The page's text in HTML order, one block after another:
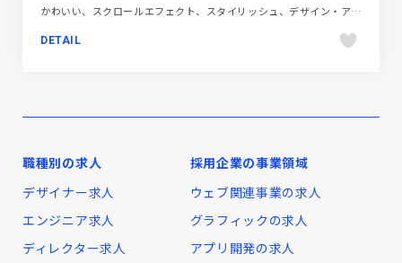
かわいい、スクロールエフェクト、スタイリッシュ、デザイン・アート・音楽・文芸、ブラック系 、ブランド・サービスサイト、ポップ、モーション多め、大きめ写真、海外サイト
DETAIL
職種別の求人
デザイナー求人
エンジニア求人
ディレクター求人
採用企業の事業領域
ウェブ関連事業の求人
グラフィックの求人
アプリ開発の求人